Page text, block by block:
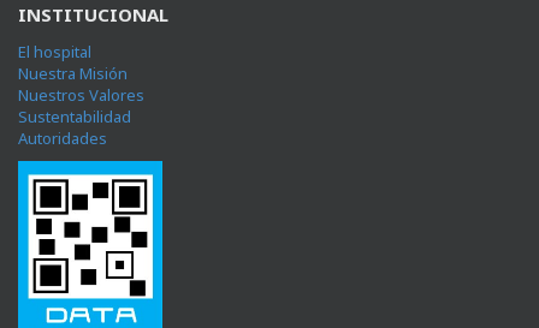
INSTITUCIONAL
El hospital
Nuestra Misión
Nuestros Valores
Sustentabilidad
Autoridades